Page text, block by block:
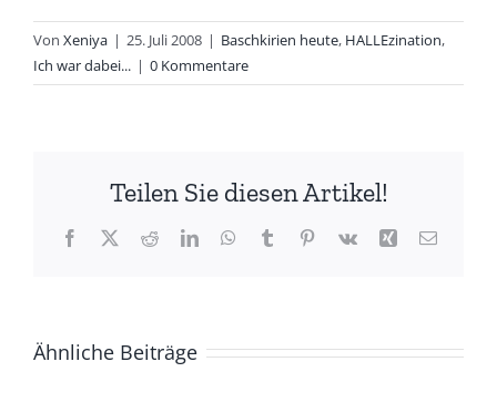
Von Xeniya | 25. Juli 2008 | Baschkirien heute, HALLEzination,
Ich war dabei... | 0 Kommentare
Teilen Sie diesen Artikel!
Facebook
X RedditLinkedInWhatsApp
TumblrPinterest
Vk Xing E-
Ähnliche Beiträge